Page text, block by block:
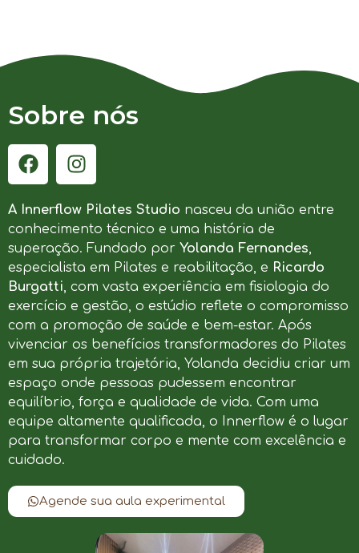
Sobre nós
A Innerflow Pilates Studio nasceu da união entre
conhecimento técnico e uma história de
superação. Fundado por Yolanda Fernandes,
especialista em Pilates e reabilitação, e Ricardo
Burgatti, com vasta experiência em fisiologia do
exercício e gestão, o estúdio reflete o compromisso
com a promoção de saúde e bem-estar. Após
vivenciar os benefícios transformadores do Pilates
em sua própria trajetória, Yolanda decidiu criar um
espaço onde pessoas pudessem encontrar
equilíbrio, força e qualidade de vida. Com uma
equipe altamente qualificada, o Innerflow é o lugar
para transformar corpo e mente com excelência e
cuidado.
Agende sua aula experimental